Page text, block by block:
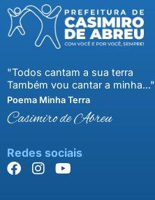
"Todos cantam a sua terra
Também vou cantar a minha..."
Poema Minha Terra
Casimiro de Abreu
Redes sociais